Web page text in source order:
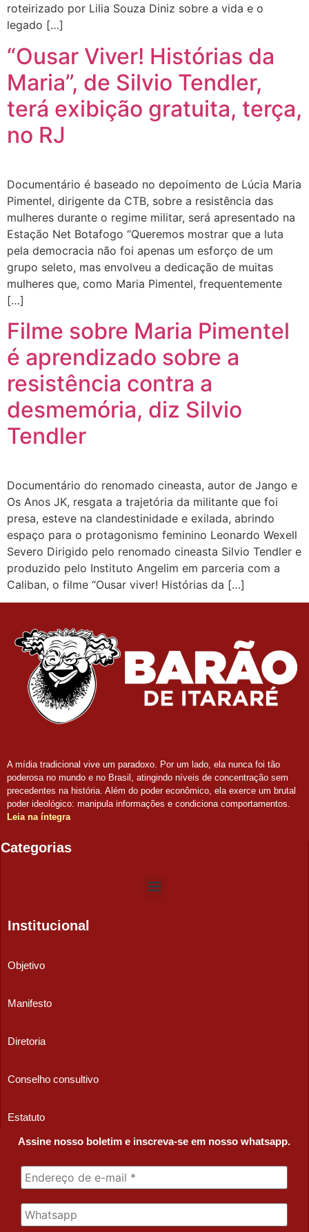
roteirizado por Lilia Souza Diniz sobre a vida e o
legado […]
“Ousar Viver! Histórias da
Maria”, de Silvio Tendler,
terá exibição gratuita, terça,
no RJ
Documentário é baseado no depoimento de Lúcia Maria
Pimentel, dirigente da CTB, sobre a resistência das
mulheres durante o regime militar, será apresentado na
Estação Net Botafogo “Queremos mostrar que a luta
pela democracia não foi apenas um esforço de um
grupo seleto, mas envolveu a dedicação de muitas
mulheres que, como Maria Pimentel, frequentemente
[…]
Filme sobre Maria Pimentel
é aprendizado sobre a
resistência contra a
desmemória, diz Silvio
Tendler
Documentário do renomado cineasta, autor de Jango e
Os Anos JK, resgata a trajetória da militante que foi
presa, esteve na clandestinidade e exilada, abrindo
espaço para o protagonismo feminino Leonardo Wexell
Severo Dirigido pelo renomado cineasta Silvio Tendler e
produzido pelo Instituto Angelim em parceria com a
Caliban, o filme “Ousar viver! Histórias da […]
A mídia tradicional vive um paradoxo. Por um lado, ela nunca foi tão
poderosa no mundo e no Brasil, atingindo níveis de concentração sem
precedentes na história. Além do poder econômico, ela exerce um brutal
poder ideológico: manipula informações e condiciona comportamentos.
Leia na íntegra
Categorias
Institucional
Objetivo
Manifesto
Diretoria
Conselho consultivo
Estatuto
Assine nosso boletim e inscreva-se em nosso whatsapp.